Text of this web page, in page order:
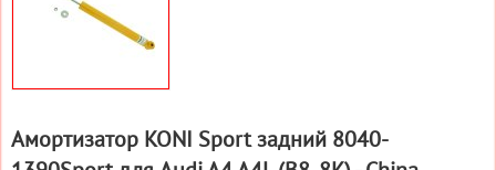
Амортизатор KONI Sport задний 8040-